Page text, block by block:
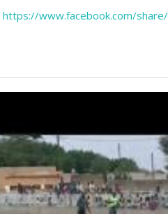
https://www.facebook.com/